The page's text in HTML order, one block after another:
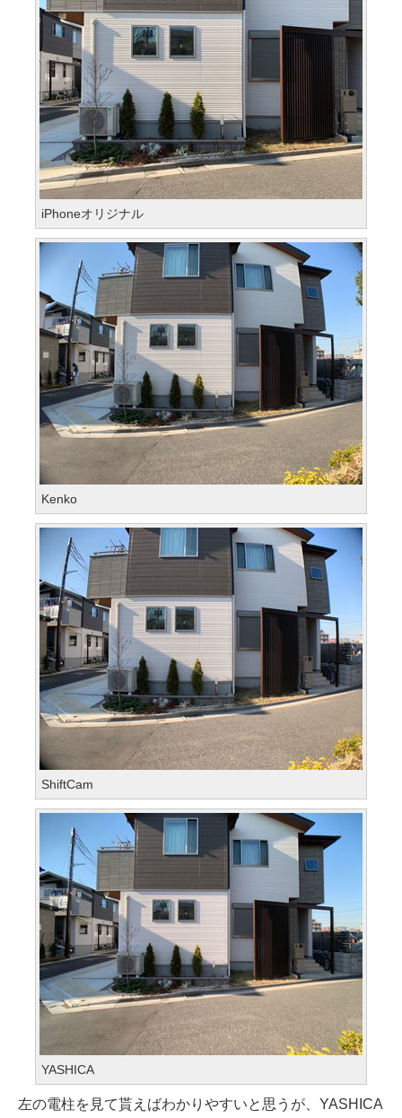
iPhoneオリジナル
Kenko
ShiftCam
YASHICA
左の電柱を見て貰えばわかりやすいと思うが、YASHICA